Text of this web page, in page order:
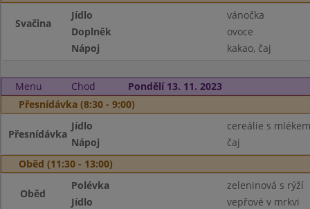
Svačina
Jídlo
vánočka
Doplněk
ovoce
Nápoj
kakao, čaj
Menu Chod
Pondělí 13. 11. 2023
Přesnídávka (8:30 - 9:00)
Přesnídávka
Jídlo
cereálie s mlékem
Nápoj
čaj
Oběd (11:30 - 13:00)
Oběd
Polévka
zeleninová s rýží
Jídlo
vepřové v mrkvi